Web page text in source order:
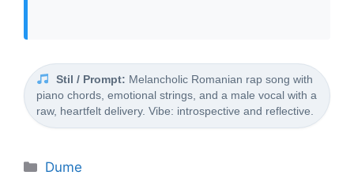
Stil / Prompt: Melancholic Romanian rap song with
piano chords, emotional strings, and a male vocal with a
raw, heartfelt delivery. Vibe: introspective and reflective.
Categorii
Dume